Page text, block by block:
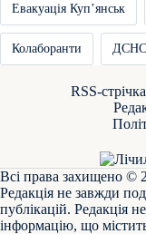
Евакуація Купʼянськ
Колаборанти ДСНС
RSS-стрічка
Всі права захищено ©
Редакція не завжди
публікацій. Редакція
інформацію, що